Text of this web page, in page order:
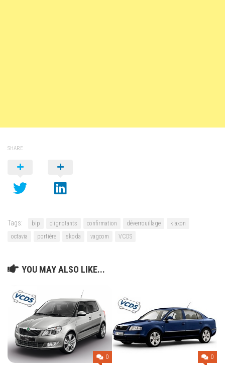
SHARE
Tags: bip clignotants confirmation déverrouillage
klaxon
octavia
portière skoda vagcom VCDS
YOU MAY ALSO LIKE...
0 0